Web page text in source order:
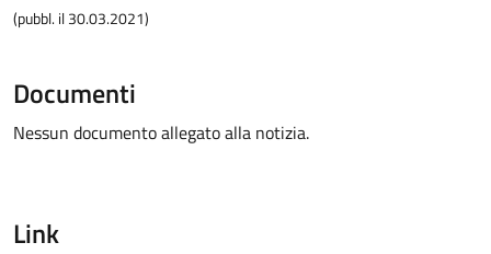
(pubbl. il 30.03.2021)
Documenti
Nessun documento allegato alla notizia.
Link